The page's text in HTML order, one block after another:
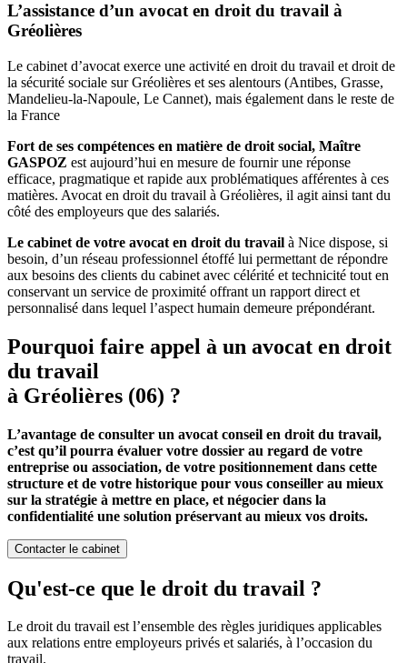
L’assistance d’un avocat en droit du travail à
Gréolières
Le cabinet d’avocat exerce une activité en droit du travail et droit de
la sécurité sociale sur Gréolières et ses alentours (Antibes, Grasse,
Mandelieu-la-Napoule, Le Cannet), mais également dans le reste de
la France
Fort de ses compétences en matière de droit social, Maître
GASPOZ est aujourd’hui en mesure de fournir une réponse
efficace, pragmatique et rapide aux problématiques afférentes à ces
matières. Avocat en droit du travail à Gréolières, il agit ainsi tant du
côté des employeurs que des salariés.
Le cabinet de votre avocat en droit du travail à Nice dispose, si
besoin, d’un réseau professionnel étoffé lui permettant de répondre
aux besoins des clients du cabinet avec célérité et technicité tout en
conservant un service de proximité offrant un rapport direct et
personnalisé dans lequel l’aspect humain demeure prépondérant.
Pourquoi faire appel à un avocat en droit
du travail
à Gréolières (06) ?
L’avantage de consulter un avocat conseil en droit du travail,
c’est qu’il pourra évaluer votre dossier au regard de votre
entreprise ou association, de votre positionnement dans cette
structure et de votre historique pour vous conseiller au mieux
sur la stratégie à mettre en place, et négocier dans la
confidentialité une solution préservant au mieux vos droits.
Contacter le cabinet
Qu'est-ce que le droit du travail ?
Le droit du travail est l’ensemble des règles juridiques applicables
aux relations entre employeurs privés et salariés, à l’occasion du
travail.